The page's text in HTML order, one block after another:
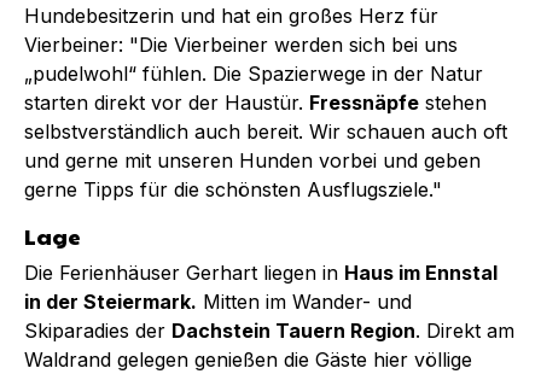
Hundebesitzerin und hat ein großes Herz für
Vierbeiner: "Die Vierbeiner werden sich bei uns
„pudelwohl“ fühlen. Die Spazierwege in der Natur
starten direkt vor der Haustür. Fressnäpfe stehen
selbstverständlich auch bereit. Wir schauen auch oft
und gerne mit unseren Hunden vorbei und geben
gerne Tipps für die schönsten Ausflugsziele."
Lage
Die Ferienhäuser Gerhart liegen in Haus im Ennstal
in der Steiermark. Mitten im Wander- und
Skiparadies der Dachstein Tauern Region. Direkt am
Waldrand gelegen genießen die Gäste hier völlige